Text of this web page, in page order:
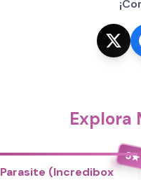
Explora
5★
Parasite (Incredibox